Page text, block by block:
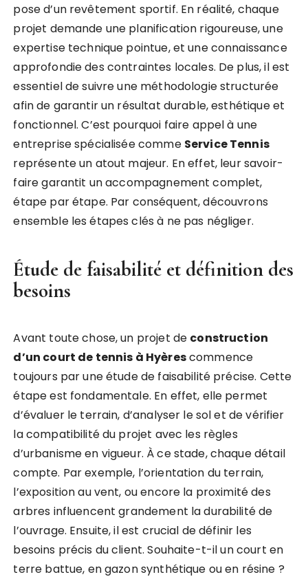
pose d’un revêtement sportif. En réalité, chaque
projet demande une planification rigoureuse, une
expertise technique pointue, et une connaissance
approfondie des contraintes locales. De plus, il est
essentiel de suivre une méthodologie structurée
afin de garantir un résultat durable, esthétique et
fonctionnel. C’est pourquoi faire appel à une
entreprise spécialisée comme Service Tennis
représente un atout majeur. En effet, leur savoir-
faire garantit un accompagnement complet,
étape par étape. Par conséquent, découvrons
ensemble les étapes clés à ne pas négliger.
Étude de faisabilité et définition des
besoins
Avant toute chose, un projet de construction
d’un court de tennis à Hyèrescommence
toujours par une étude de faisabilité précise. Cette
étape est fondamentale. En effet, elle permet
d’évaluer le terrain, d’analyser le sol et de vérifier
la compatibilité du projet avec les règles
d’urbanisme en vigueur. À ce stade, chaque détail
compte. Par exemple, l’orientation du terrain,
l’exposition au vent, ou encore la proximité des
arbres influencent grandement la durabilité de
l’ouvrage. Ensuite, il est crucial de définir les
besoins précis du client. Souhaite-t-il un court en
terre battue, en gazon synthétique ou en résine ?